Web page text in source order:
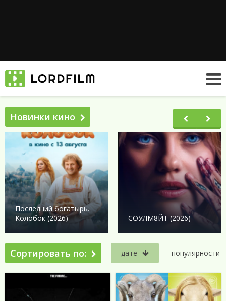
Новинки кино
Последний богатырь.
Колобок (2026)
СОУЛМ8ЙТ (2026)
Сортировать по: дате популярности